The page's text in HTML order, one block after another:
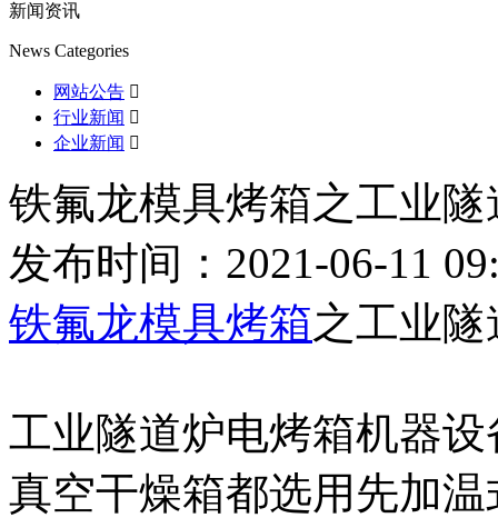
新闻资讯
News Categories
网站公告 
行业新闻 
企业新闻 
铁氟龙模具烤箱之工业
发布时间：2021-06-11
铁氟龙模具烤箱之工业
工业隧道炉电烤箱机器
真空干燥箱都选用先加